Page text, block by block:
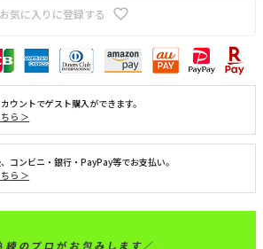
お気に入りに登録する
ウントでゲスト購入ができます。
ら ＞
コンビニ・銀行・PayPay等でお支払い。
ら ＞